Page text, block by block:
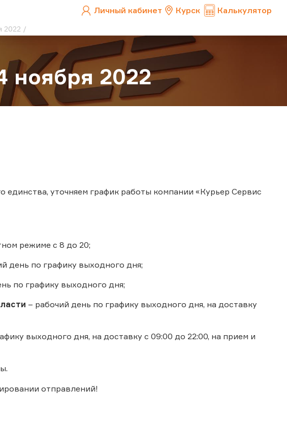
Личный кабинет Курск Калькулятор
2022
ноября 2022
уточняем график работы компании «Курьер Сервис
режиме с 8 до 20;
день по графику выходного дня;
по графику выходного дня;
– рабочий день по графику выходного дня, на доставку
выходного дня, на доставку с 09:00 до 22:00, на прием и
отправлений!